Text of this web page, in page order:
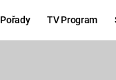
Pořady TV Program